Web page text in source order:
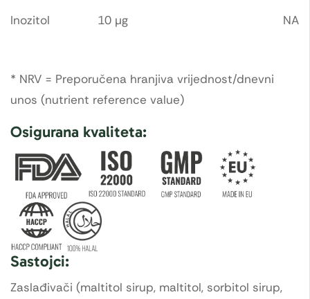
Inozitol 10 μg NA
* NRV = Preporučena hranjiva vrijednost/dnevni
unos (nutrient reference value)
Osigurana kvaliteta:
Sastojci:
Zaslađivači (maltitol sirup, maltitol, sorbitol sirup,